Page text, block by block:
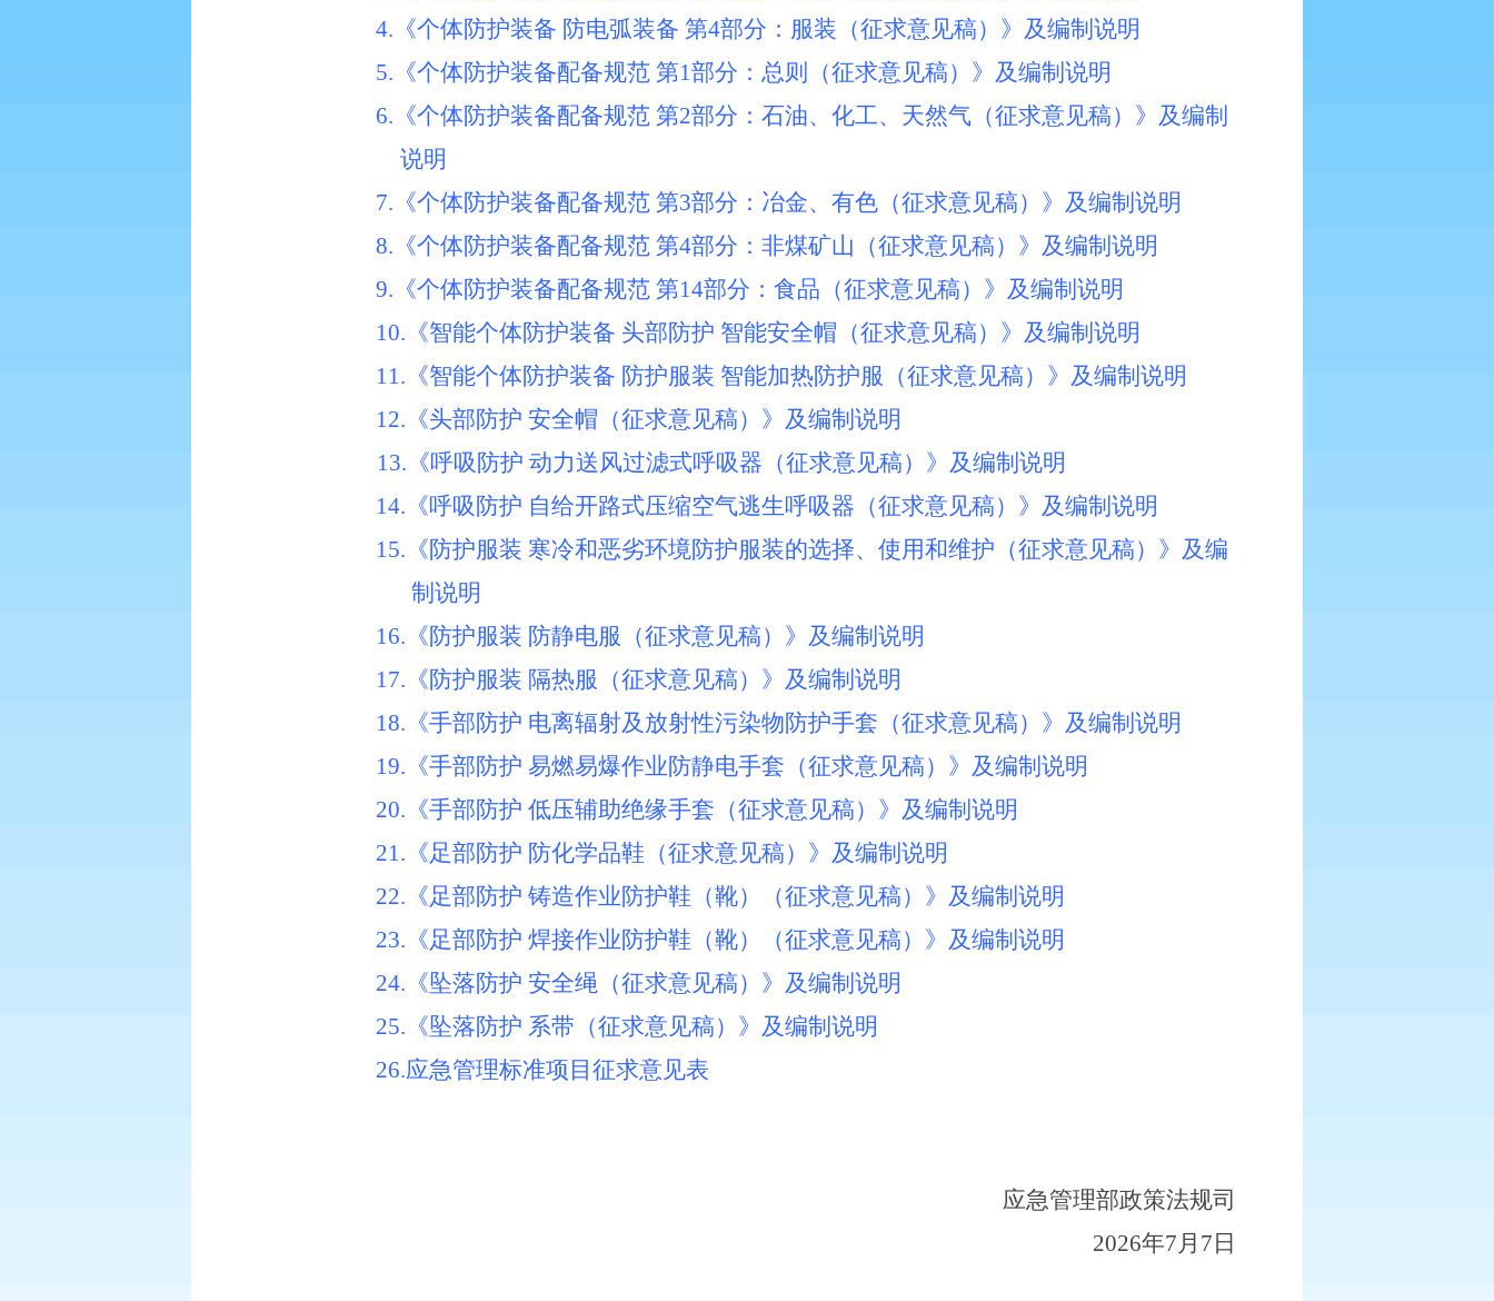
4.《个体防护装备 防电弧装备 第4部分：服装（征求意见稿）》及编制说明
5.《个体防护装备配备规范 第1部分：总则（征求意见稿）》及编制说明
6.《个体防护装备配备规范 第2部分：石油、化工、天然气（征求意见稿）》及编制
说明
7.《个体防护装备配备规范 第3部分：冶金、有色（征求意见稿）》及编制说明
8.《个体防护装备配备规范 第4部分：非煤矿山（征求意见稿）》及编制说明
9.《个体防护装备配备规范 第14部分：食品（征求意见稿）》及编制说明
10.《智能个体防护装备 头部防护 智能安全帽（征求意见稿）》及编制说明
11.《智能个体防护装备 防护服装 智能加热防护服（征求意见稿）》及编制说明
12.《头部防护 安全帽（征求意见稿）》及编制说明
13.《呼吸防护 动力送风过滤式呼吸器（征求意见稿）》及编制说明
14.《呼吸防护 自给开路式压缩空气逃生呼吸器（征求意见稿）》及编制说明
15.《防护服装 寒冷和恶劣环境防护服装的选择、使用和维护（征求意见稿）》及编
制说明
16.《防护服装 防静电服（征求意见稿）》及编制说明
17.《防护服装 隔热服（征求意见稿）》及编制说明
18.《手部防护 电离辐射及放射性污染物防护手套（征求意见稿）》及编制说明
19.《手部防护 易燃易爆作业防静电手套（征求意见稿）》及编制说明
20.《手部防护 低压辅助绝缘手套（征求意见稿）》及编制说明
21.《足部防护 防化学品鞋（征求意见稿）》及编制说明
22.《足部防护 铸造作业防护鞋（靴）（征求意见稿）》及编制说明
23.《足部防护 焊接作业防护鞋（靴）（征求意见稿）》及编制说明
24.《坠落防护 安全绳（征求意见稿）》及编制说明
25.《坠落防护 系带（征求意见稿）》及编制说明
26.应急管理标准项目征求意见表
应急管理部政策法规司
2026年7月 7 日